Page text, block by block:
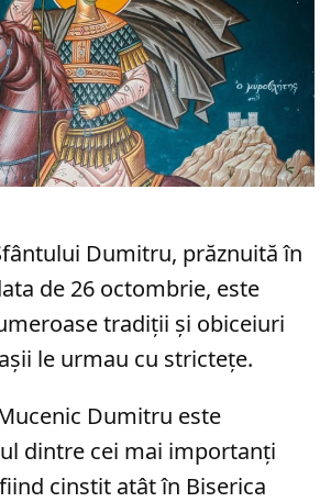
Dumitru, prăznuită în
de 26 octombrie, este
tradiții și obiceiuri
le urmau cu strictețe.
Dumitru este
dintre cei mai importanți
cinstit atât în Biserica